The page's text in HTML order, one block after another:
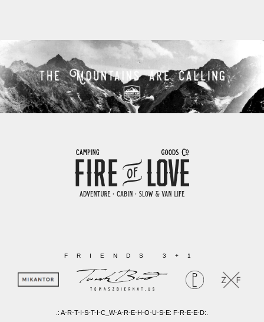
FRIENDS 3+1
.: A-R-T-I-S-T-I-C_W-A-R-E-H-O-U-S-E: F-R-E-E-D:.